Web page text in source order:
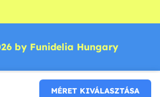
MÉRET KIVÁLASZTÁSA
by Funidelia Hungary